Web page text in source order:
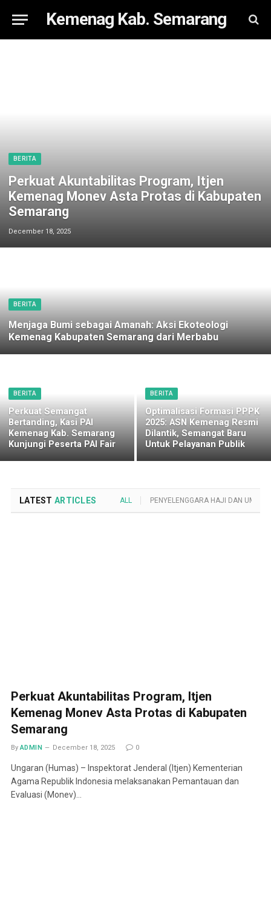
Kemenag Kab. Semarang
BERITA
Perkuat Akuntabilitas Program, Itjen
Kemenag Monev Asta Protas di Kabupaten
Semarang
December 18, 2025
BERITA
Menjaga Bumi sebagai Amanah: Aksi Ekoteologi
Kemenag Kabupaten Semarang dari Merbabu
BERITA
Perkuat Semangat
Bertanding, Kasi PAI
Kemenag Kab. Semarang
Kunjungi Peserta PAI Fair
BERITA
Optimalisasi Formasi PPPK
2025: ASN Kemenag Resmi
Dilantik, Semangat Baru
Untuk Pelayanan Publik
LATEST ARTICLES ALL PENYELENGGARA HAJI DAN UMROH
Perkuat Akuntabilitas Program, Itjen
Kemenag Monev Asta Protas di Kabupaten
Semarang
By ADMIN December 18, 2025 0
Ungaran (Humas) – Inspektorat Jenderal (Itjen) Kementerian
Agama Republik Indonesia melaksanakan Pemantauan dan
Evaluasi (Monev)…